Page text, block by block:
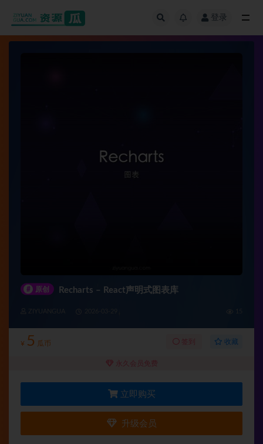
登录
# 原创 Recharts – React声明式图表库
ZIYUANGUA
¥ 5 瓜币 签到 收藏
永久会员免费
立即购买
升级会员